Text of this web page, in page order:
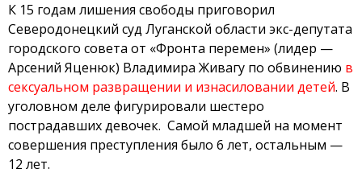
К 15 годам лишения свободы приговорил
Северодонецкий суд Луганской области экс-депутата
городского совета от «Фронта перемен» (лидер —
Арсений Яценюк) Владимира Живагу по обвинению в
сексуальном развращении и изнасиловании детей. В
уголовном деле фигурировали шестеро
пострадавших девочек. Самой младшей на момент
совершения преступления было 6 лет, остальным —
12 лет.